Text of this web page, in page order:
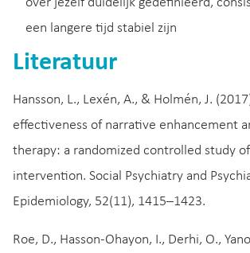
een langere tijd stabiel zijn
Literatuur
Hansson, L., Lexén, A., & Holmén, J.
effectiveness of narrative enhancement
therapy: a randomized controlled study
intervention. Social Psychiatry and
Epidemiology, 52(11), 1415–1423.
Roe, D., Hasson-Ohayon, I., Derhi, O.,